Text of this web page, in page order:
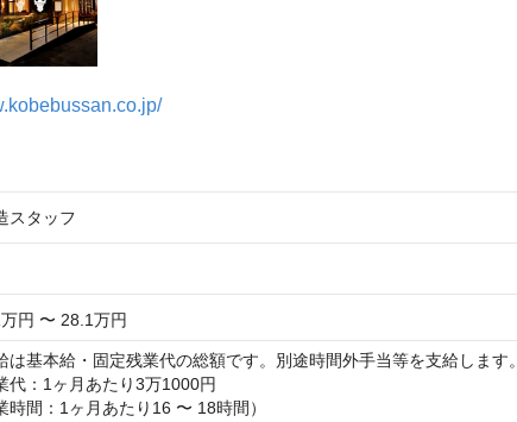
スタッフ
円 〜 28.1万円
は基本給・固定残業代の総額です。別途時間外手当等を支給します。
：1ヶ月あたり3万1000円
時間：1ヶ月あたり16 〜 18時間）